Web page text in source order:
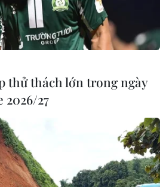
Việt Nam tại Lào tưởng
thử thách lớn trong ngày
2026/27